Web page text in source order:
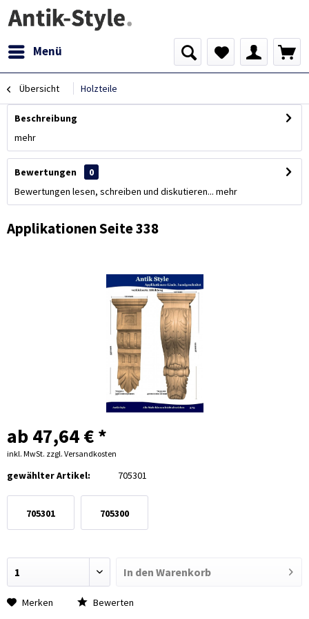
Menü
Übersicht Holzteile
Beschreibung
mehr
Bewertungen
0
Bewertungen lesen, schreiben und diskutieren... mehr
Applikationen Seite 338
ab 47,64 € *
inkl. MwSt. zzgl. Versandkosten
gewählter Artikel: 705301
705301 705300
In den Warenkorb
Merken Bewerten